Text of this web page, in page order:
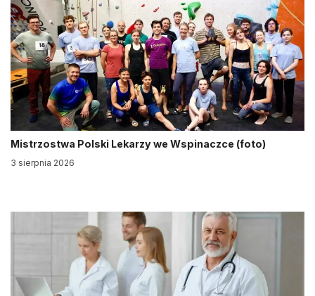
Mistrzostwa Polski Lekarzy we Wspinaczce (foto)
3 sierpnia 2026